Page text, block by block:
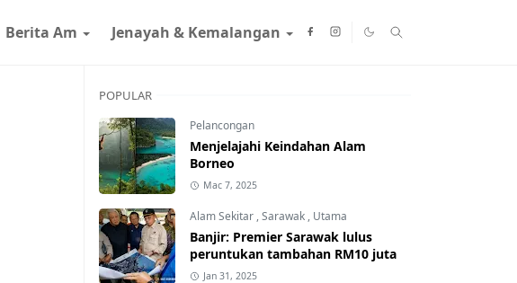
Berita Am Jenayah & Kemalangan
POPULAR
Pelancongan
Menjelajahi Keindahan Alam
Borneo
Mac 7, 2025
Alam Sekitar ,Sarawak , Utama
Banjir: Premier Sarawak lulus
peruntukan tambahan RM10 juta
Jan 31, 2025